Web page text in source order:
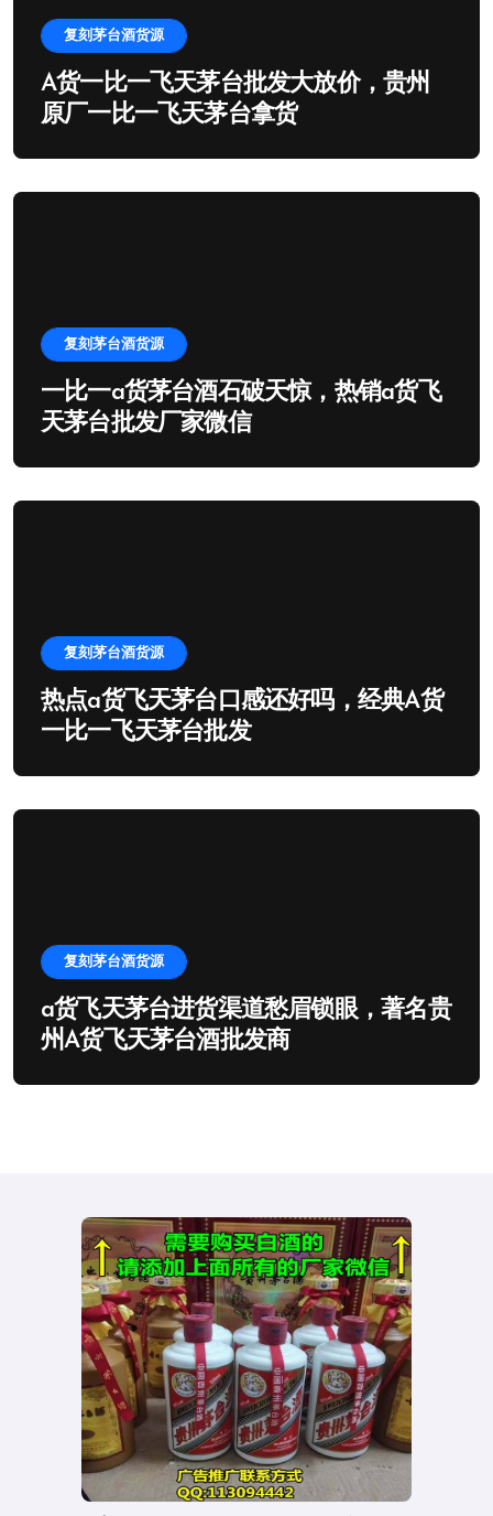
复刻茅台酒货源
A货一比一飞天茅台批发大放价，贵州
原厂一比一飞天茅台拿货
复刻茅台酒货源
一比一a货茅台酒石破天惊，热销a货飞
天茅台批发厂家微信
复刻茅台酒货源
热点a货飞天茅台口感还好吗，经典A货
一比一飞天茅台批发
复刻茅台酒货源
a货飞天茅台进货渠道愁眉锁眼，著名贵
州A货飞天茅台酒批发商